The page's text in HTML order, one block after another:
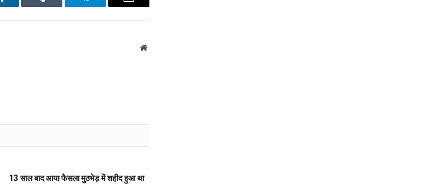
Tumblr Telegram Email
Website
13 साल बाद आया फैसला मुठभेड़ में शहीद हुआ था